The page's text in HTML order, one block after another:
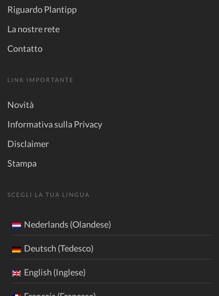
Riguardo Plantipp
La nostre rete
Contatto
LINK IMPORTANTE
Novità
Informativa sulla Privacy
Disclaimer
Stampa
SCEGLI LA TUA LINGUA
Nederlands (Olandese)
Deutsch (Tedesco)
English (Inglese)